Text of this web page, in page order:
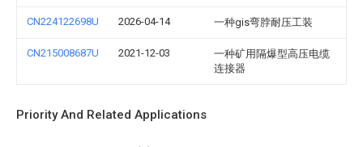
CN224122698U 2026-04-14 一种gis弯脖耐压工装
CN215008687U 2021-12-03
一种矿用隔爆型高压电缆
连接器
Priority And Related Applications